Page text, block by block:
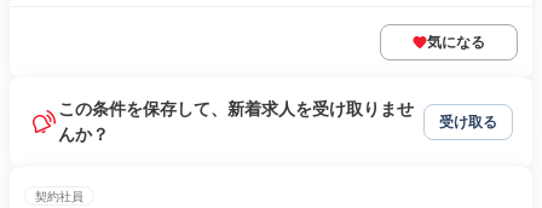
気になる
この条件を保存して、新着求人を受け取りませ
んか？
受け取る
契約社員